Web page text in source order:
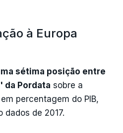
à Europa
sétima posição entre
da Pordata sobre a
percentagem do PIB,
dados de 2017.